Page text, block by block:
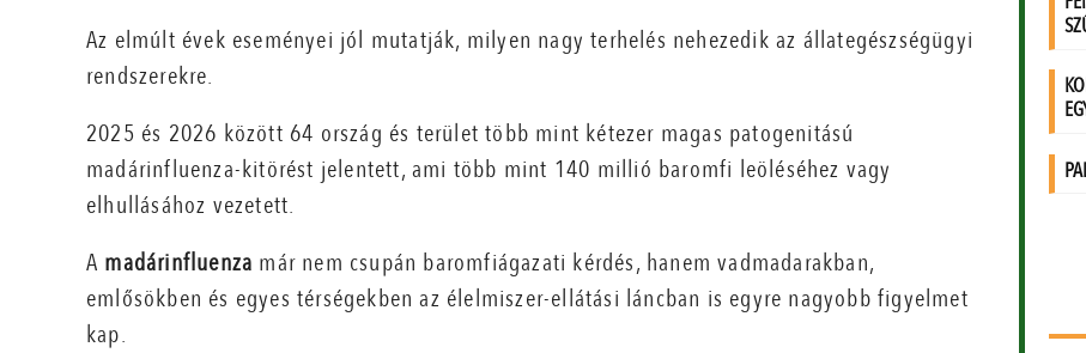
Az elmúlt évek eseményei jól mutatják, milyen nagy terhelés nehezedik az állategészségügyi
rendszerekre.
2025 és 2026 között 64 ország és terület több mint kétezer magas patogenitású
madárinfluenza-kitörést jelentett, ami több mint 140 millió baromfi leöléséhez vagy
elhullásához vezetett.
A madárinfluenza már nem csupán baromfiágazati kérdés, hanem vadmadarakban,
emlősökben és egyes térségekben az élelmiszer-ellátási láncban is egyre nagyobb figyelmet
kap.